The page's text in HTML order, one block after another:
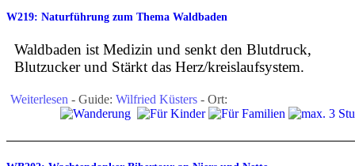
W219: Naturführung zum Thema Waldbaden
Waldbaden ist Medizin und senkt den Blutdruck,
Blutzucker und Stärkt das Herz/kreislaufsystem.
Weiterlesen - Guide: Wilfried Küsters - Ort: